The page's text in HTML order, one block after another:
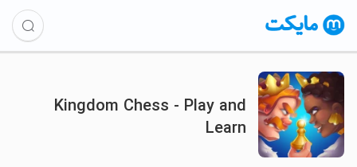
Kingdom Chess - Play and
Learn